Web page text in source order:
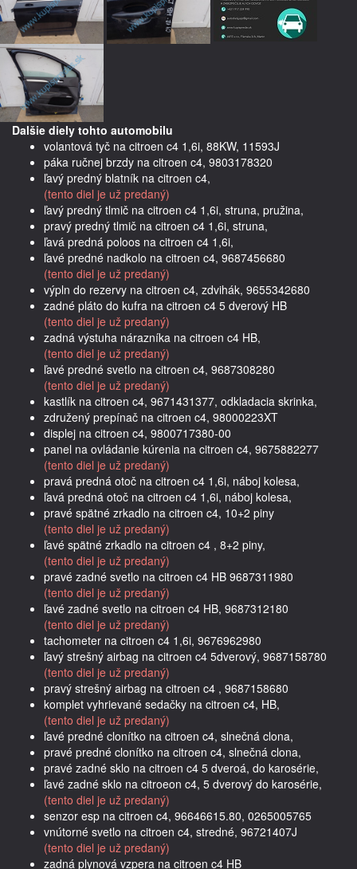
Dalšie diely tohto automobilu
volantová tyč na citroen c4 1,6i, 88KW, 11593J
páka ručnej brzdy na citroen c4, 9803178320
ľavý predný blatník na citroen c4,
(tento diel je už predaný)
ľavý predný tlmič na citroen c4 1,6i, struna, pružina,
pravý predný tlmič na citroen c4 1,6i, struna,
ľavá predná poloos na citroen c4 1,6i,
ľavé predné nadkolo na citroen c4, 9687456680
(tento diel je už predaný)
výpln do rezervy na citroen c4, zdvihák, 9655342680
zadné pláto do kufra na citroen c4 5 dverový HB
(tento diel je už predaný)
zadná výstuha nárazníka na citroen c4 HB,
(tento diel je už predaný)
ľavé predné svetlo na citroen c4, 9687308280
(tento diel je už predaný)
kastlík na citroen c4, 9671431377, odkladacia skrinka,
združený prepínač na citroen c4, 98000223XT
displej na citroen c4, 9800717380-00
panel na ovládanie kúrenia na citroen c4, 9675882277
(tento diel je už predaný)
pravá predná otoč na citroen c4 1,6i, náboj kolesa,
ľavá predná otoč na citroen c4 1,6i, náboj kolesa,
pravé spätné zrkadlo na citroen c4, 10+2 piny
(tento diel je už predaný)
ľavé spätné zrkadlo na citroen c4 , 8+2 piny,
(tento diel je už predaný)
pravé zadné svetlo na citroen c4 HB 9687311980
(tento diel je už predaný)
ľavé zadné svetlo na citroen c4 HB, 9687312180
(tento diel je už predaný)
tachometer na citroen c4 1,6i, 9676962980
ľavý strešný airbag na citroen c4 5dverový, 9687158780
(tento diel je už predaný)
pravý strešný airbag na citroen c4 , 9687158680
komplet vyhrievané sedačky na citroen c4, HB,
(tento diel je už predaný)
ľavé predné clonítko na citroen c4, slnečná clona,
pravé predné clonítko na citroen c4, slnečná clona,
pravé zadné sklo na citroen c4 5 dveroá, do karosérie,
ľavé zadné sklo na citroeon c4, 5 dverový do karosérie,
(tento diel je už predaný)
senzor esp na citroen c4, 96646615.80, 0265005765
vnútorné svetlo na citroen c4, stredné, 96721407J
(tento diel je už predaný)
zadná plynová vzpera na citroen c4 HB